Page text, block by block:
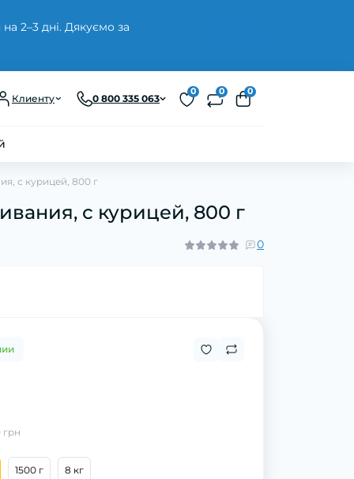
2–3 дні. Дякуємо за
Клиенту 0 800 335 063
0 0 0
с курицей, 800 г
с курицей, 800 г
0
грн
1500 г 8 кг